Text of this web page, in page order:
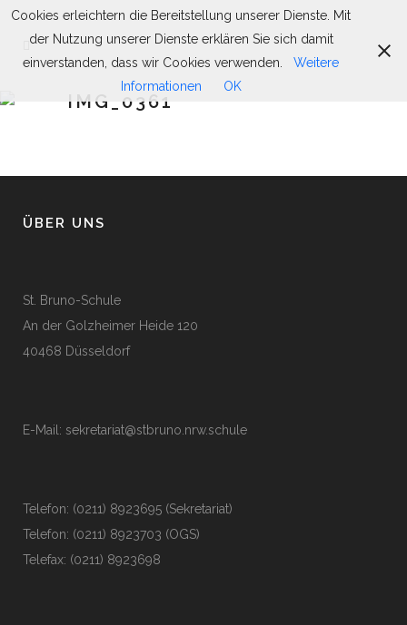
IMG_0361
ÜBER UNS
St. Bruno-Schule
An der Golzheimer Heide 120
40468 Düsseldorf
E-Mail: sekretariat@stbruno.nrw.schule
Telefon: (0211) 8923695 (Sekretariat)
Telefon: (0211) 8923703 (OGS)
Telefax: (0211) 8923698
Cookies erleichtern die Bereitstellung unserer Dienste. Mit
der Nutzung unserer Dienste erklären Sie sich damit
einverstanden, dass wir Cookies verwenden.
Weitere
Informationen
OK